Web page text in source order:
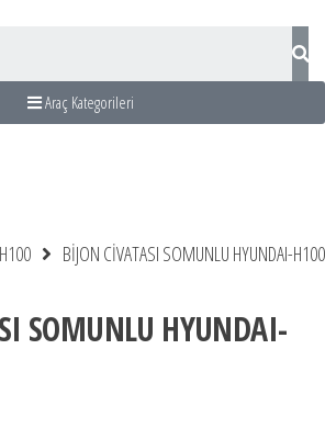
Araç Kategorileri
H100 BİJON CİVATASI SOMUNLU HYUNDAI-H100
SOMUNLU HYUNDAI-